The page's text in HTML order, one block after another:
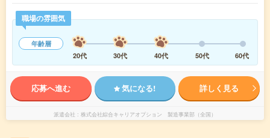
職場の雰囲気
年齢層
20代
30代 40代 50代 60代
応募へ進む 気になる! 詳しく見る
派遣会社 株式会社綜合キャリアオプション 製造事業部（全国）